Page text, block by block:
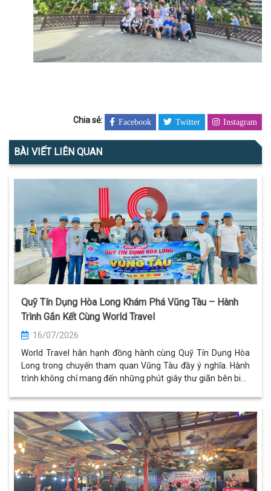
Chia sẻ: Facebook Twitter Instagram
BÀI VIẾT LIÊN QUAN
Quỹ Tín Dụng Hòa Long Khám Phá Vũng Tàu – Hành
Trình Gắn Kết Cùng World Travel
16/07/2026
World Travel hân hạnh đồng hành cùng Quỹ Tín Dụng Hòa
Long trong chuyến tham quan Vũng Tàu đầy ý nghĩa. Hành
trình không chỉ mang đến những phút giây thư giãn bên biển